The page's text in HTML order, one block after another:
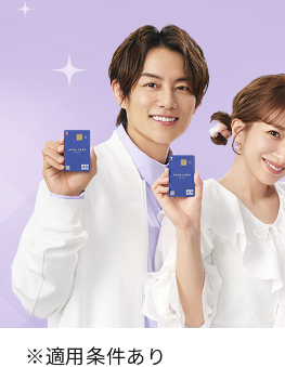
※適用条件あり